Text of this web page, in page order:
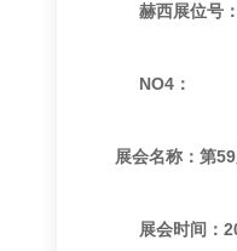
赫西展位号
NO4：
展会名称：第
展会时间：